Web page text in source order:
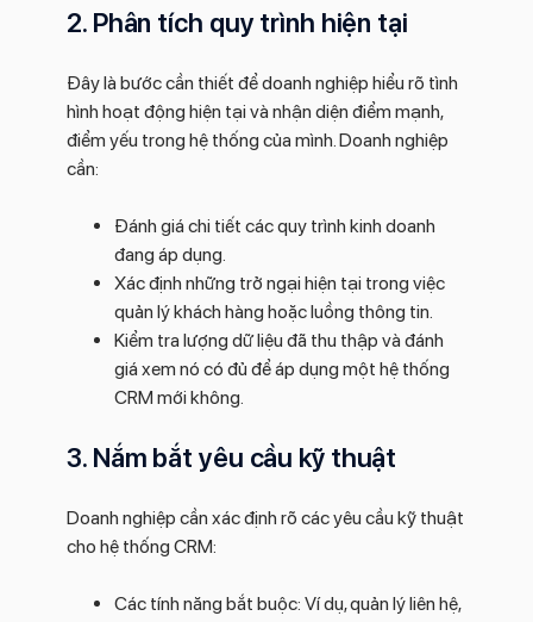
2. Phân tích quy trình hiện tại
Đây là bước cần thiết để doanh nghiệp hiểu rõ tình
hình hoạt động hiện tại và nhận diện điểm mạnh,
điểm yếu trong hệ thống của mình. Doanh nghiệp
cần:
Đánh giá chi tiết các quy trình kinh doanh
đang áp dụng.
Xác định những trở ngại hiện tại trong việc
quản lý khách hàng hoặc luồng thông tin.
Kiểm tra lượng dữ liệu đã thu thập và đánh
giá xem nó có đủ để áp dụng một hệ thống
CRM mới không.
3. Nắm bắt yêu cầu kỹ thuật
Doanh nghiệp cần xác định rõ các yêu cầu kỹ thuật
cho hệ thống CRM:
Các tính năng bắt buộc: Ví dụ, quản lý liên hệ,